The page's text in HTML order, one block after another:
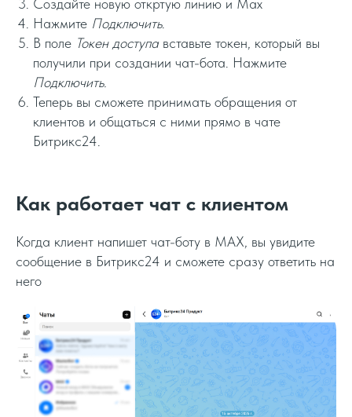
Cоздайте новую откртую линию и Max
Нажмите Подключить.
В поле Токен доступавставьте токен, который вы
получили при создании чат-бота. Нажмите
Подключить.
Теперь вы сможете принимать обращения от
клиентов и общаться с ними прямо в чате
Битрикс24.
Как работает чат с клиентом
Когда клиент напишет чат-боту в MAX, вы увидите
сообщение в Битрикс24 и сможете сразу ответить на
него